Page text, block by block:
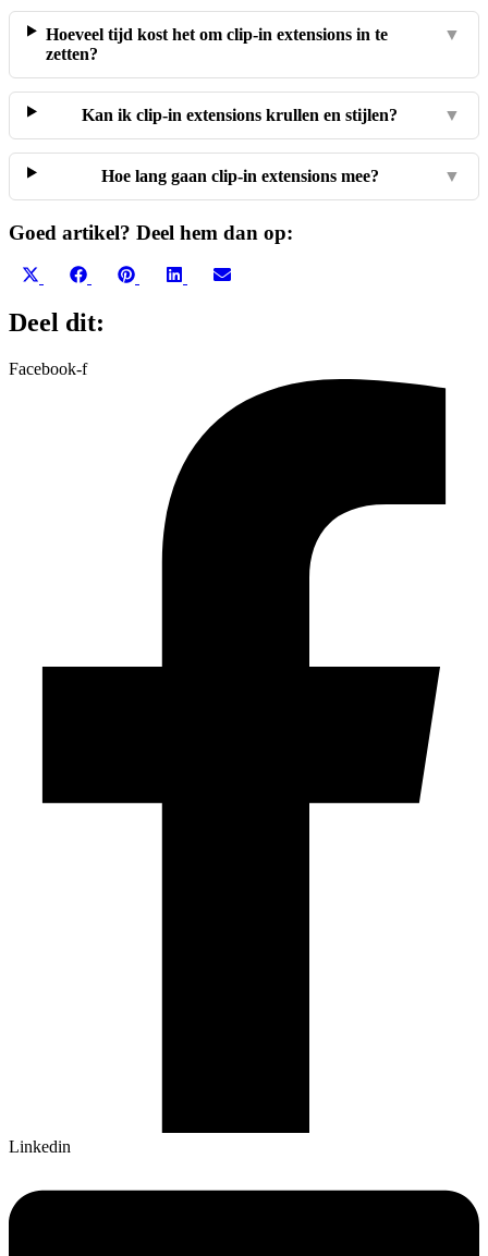
Hoeveel tijd kost het om clip-in extensions in te
zetten?
▼
Kan ik clip-in extensions krullen en stijlen? ▼
Hoe lang gaan clip-in extensions mee? ▼
Goed artikel? Deel hem dan op:
Share
X
(Twitter)
Share
Facebook
Share
Share
Deel dit:
Facebook-f
Linkedin